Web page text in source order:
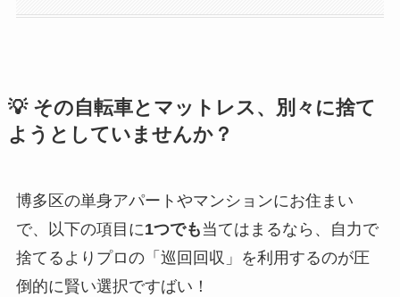
💡 その自転車とマットレス、別々に捨て
ようとしていませんか？
博多区の単身アパートやマンションにお住まい
で、以下の項目に1つでも当てはまるなら、自力で
捨てるよりプロの「巡回回収」を利用するのが圧
倒的に賢い選択ですばい！